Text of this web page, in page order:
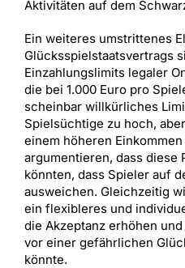
Aktivitäten auf dem
Ein weiteres umstrittenes
Glücksspielstaatsvertrags
Einzahlungslimits legaler
die bei 1.000 Euro pro
scheinbar willkürliches
Spielsüchtige zu hoch,
einem höheren
argumentieren, dass diese
könnten, dass Spieler auf
ausweichen. Gleichzeitig
ein flexibleres und
die Akzeptanz erhöhen
vor einer gefährlichen
könnte.